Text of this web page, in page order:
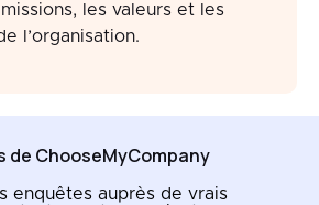
les valeurs et les
l’organisation.
de ChooseMyCompany
enquêtes auprès de vrais